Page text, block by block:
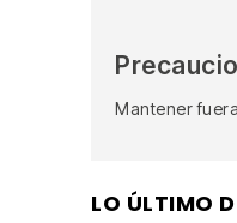
Mantener
LO ÚLTIMO